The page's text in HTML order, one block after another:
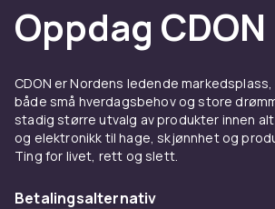
Oppdag CDON
CDON er Nordens ledende
både små hverdagsbehov og store
stadig større utvalg av produkter innen
og elektronikk til hage, skjønnhet og
Ting for livet, rett og slett.
Betalingsalternativ